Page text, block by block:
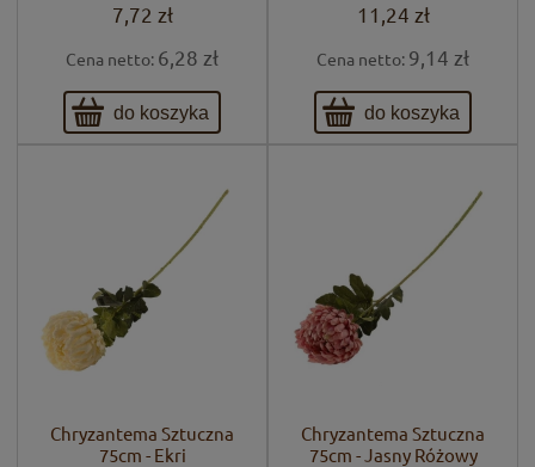
7,72 zł
Cena netto: 6,28 zł
do koszyka
11,24 zł
Cena netto: 9,14 zł
do koszyka
Chryzantema Sztuczna
75cm - Ekri
Chryzantema Sztuczna
75cm - Jasny Różowy